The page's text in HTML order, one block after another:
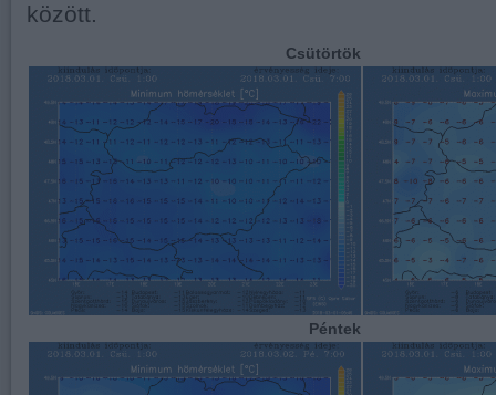
között.
Csütörtök
Péntek